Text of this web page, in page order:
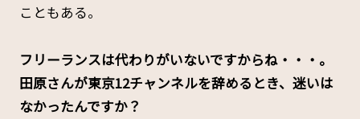
こともある。
――フリーランスは代わりがいないですからね・・・。
田原さんが東京12チャンネルを辞めるとき、迷いは
なかったんですか？